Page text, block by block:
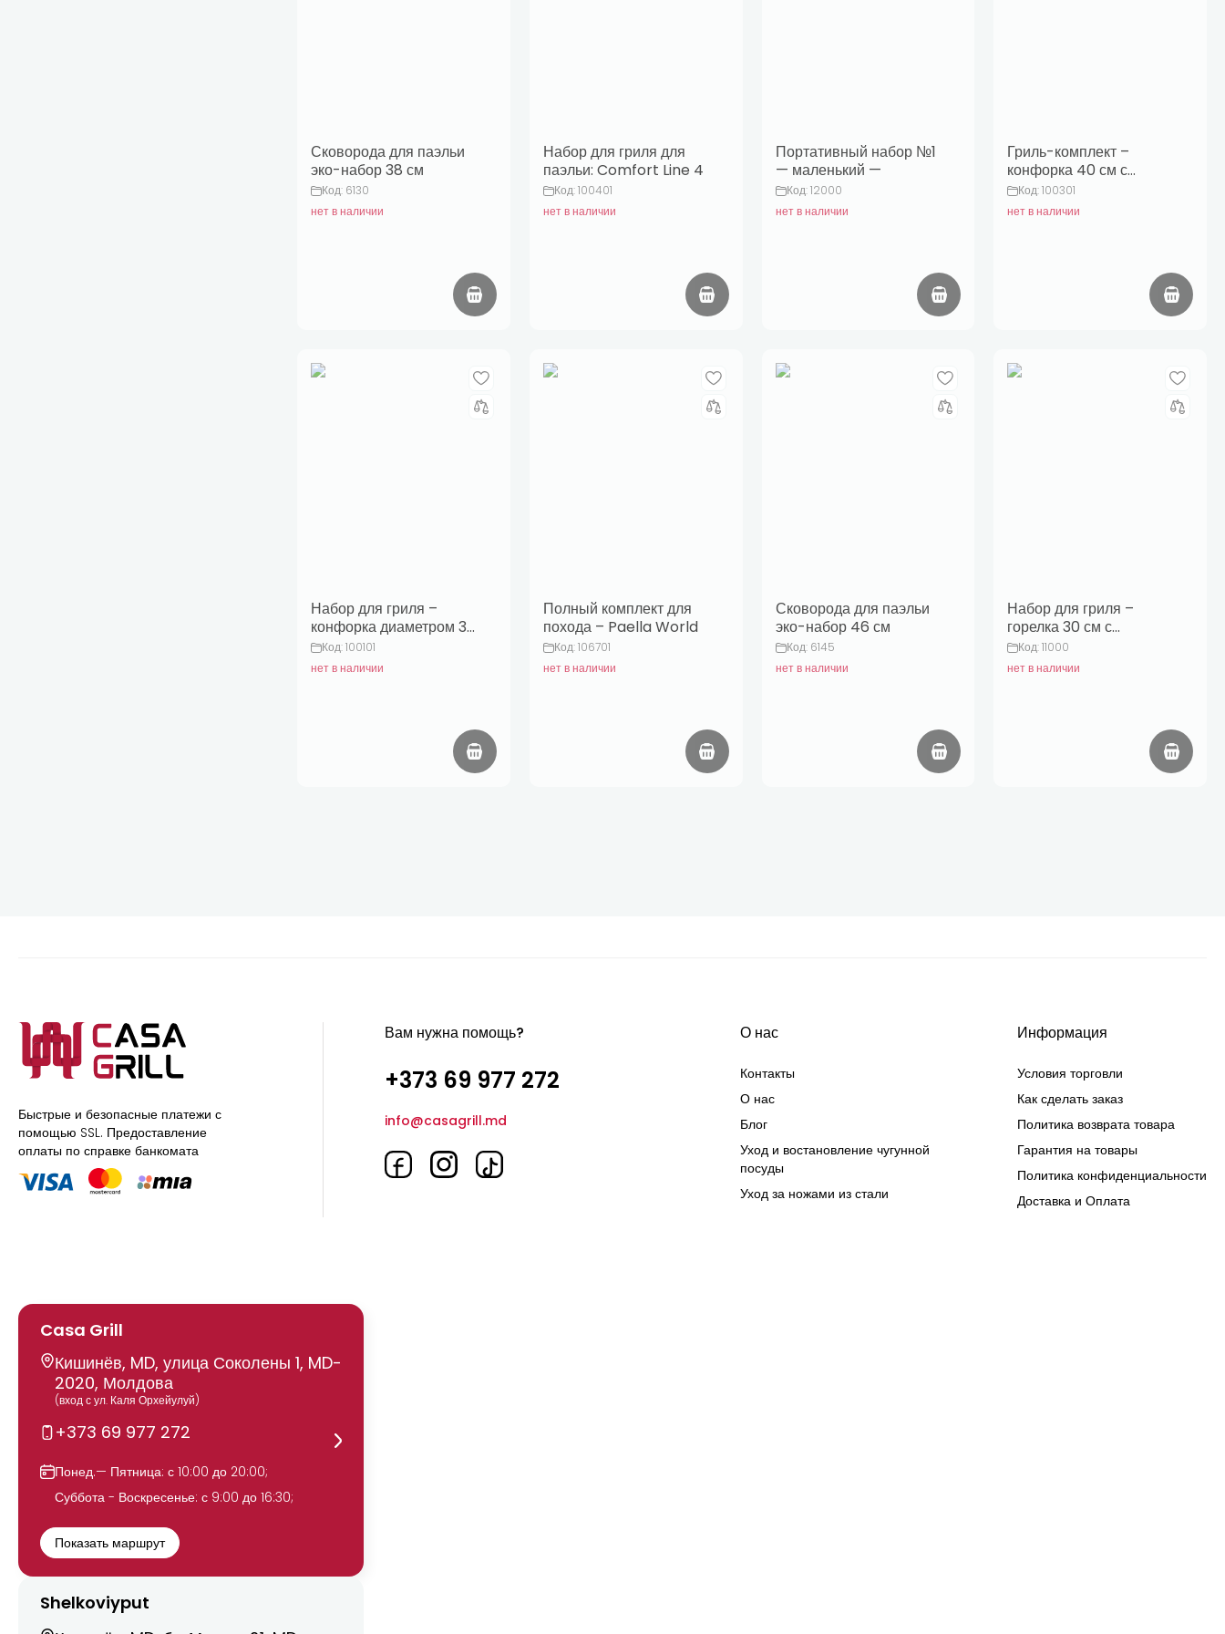
Сковорода для паэльи
эко-набор 38 см
Код: 6130
нет в наличии
Набор для гриля для
паэльи: Comfort Line 4
Код: 100401
нет в наличии
Портативный набор №1
— маленький —
Код: 12000
нет в наличии
Гриль-комплект –
конфорка 40 см с
полированной
сковородой 55 см.
Код: 100301
нет в наличии
Набор для гриля –
конфорка диаметром 30
см с полированной
сковородой диаметром
Код: 100101
нет в наличии
Полный комплект для
похода – Paella World
Код: 106701
нет в наличии
Сковорода для паэльи
эко-набор 46 см
Код: 6145
нет в наличии
Набор для гриля –
горелка 30 см с
полированной
сковородой 42 см,
Код: 11000
нет в наличии
Быстрые и безопасные платежи с
помощью SSL. Предоставление
оплаты по справке банкомата
Вам нужна помощь?
+373 69 977 272
info@casagrill.md
О нас
Контакты
О нас
Блог
Уход и востановление чугунной
посуды
Уход за ножами из стали
Информация
Условия торговли
Как сделать заказ
Политика возврата товара
Гарантия на товары
Политика конфиденциальности
Доставка и Оплата
Casa Grill
Кишинёв, MD, улица Соколены 1, MD-
2020, Молдова
(вход с ул. Каля Орхейулуй)
+373 69 977 272
Понед.— Пятница: с 10:00 до 20:00;
Суббота - Воскресенье: с 9:00 до 16:30;
Показать маршрут
Shelkoviyput